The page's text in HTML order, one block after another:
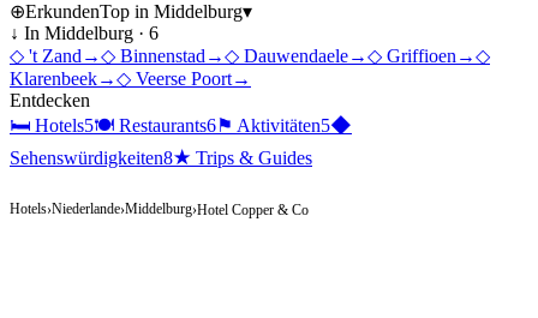
⊕ErkundenTop in Middelburg▾
↓ In Middelburg · 6
◇ 't Zand →◇ Binnenstad →◇ Dauwendaele→◇ Griffioen →◇
Klarenbeek→◇ Veerse Poort→
Entdecken
🛏 Hotels5🍽 Restaurants6⚑ Aktivitäten5◆
Sehenswürdigkeiten8★ Trips & Guides
Hotels›Niederlande›Middelburg›Hotel Copper & Co